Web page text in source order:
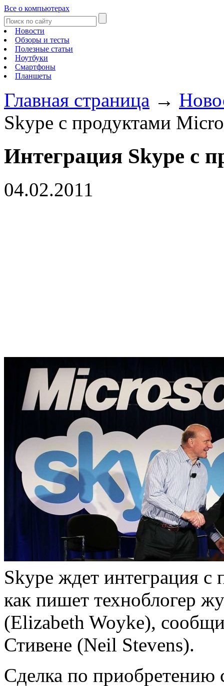
Все о компьютерах
Новости
Обзоры и тесты
Полезные статьи
Ноутбуки
Смартфоны
Планшеты
Главная страница →
Skype с продуктами
Интеграция Skype с
04.02.2011
Skype ждет интеграция
как пишет техноблогер
(Elizabeth Woyke),
Стивене (Neil Stevens).
Сделка по приобретению